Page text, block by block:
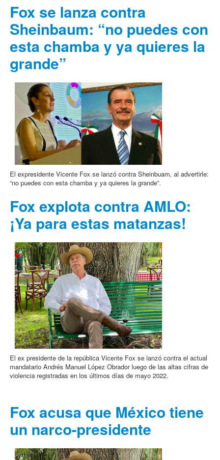
Fox se lanza contra
Sheinbaum: “no puedes con
esta chamba y ya quieres la
grande”
El expresidente Vicente Fox se lanzó contra Sheinbuam, al advertirle:
“no puedes con esta chamba y ya quieres la grande”.
Fox explota contra AMLO:
¡Ya para estas matanzas!
El ex presidente de la república Vicente Fox se lanzó contra el actual
mandatario Andrés Manuel López Obrador luego de las altas cifras de
violencia registradas en los últimos días de mayo 2022.
Fox acusa que México tiene
un narco-presidente